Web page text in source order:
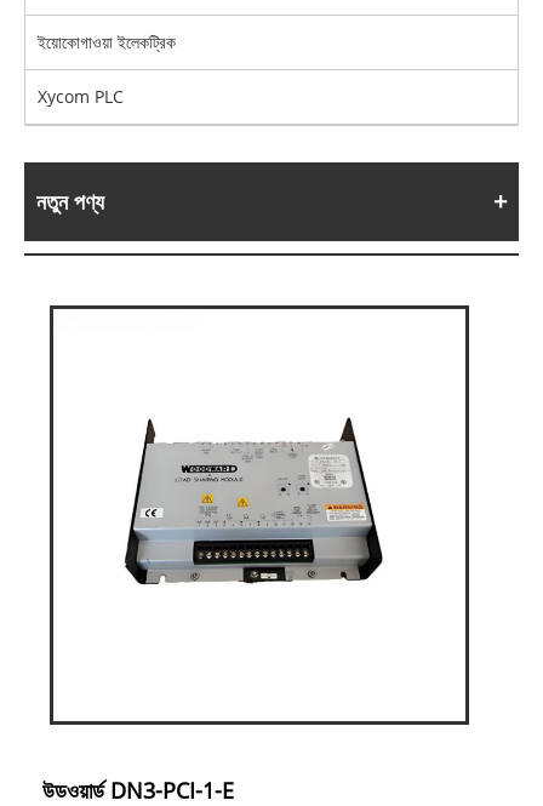
ইয়োকোগাওয়া ইলেকট্রিক
Xycom PLC
নতুন পণ্য
উডওয়ার্ড DN3-PCI-1-E